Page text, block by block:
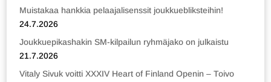
Muistakaa hankkia pelaajalisenssit joukkuebliksteihin!
24.7.2026
Joukkuepikashakin SM-kilpailun ryhmäjako on julkaistu
21.7.2026
Vitaly Sivuk voitti XXXIV Heart of Finland Openin – Toivo